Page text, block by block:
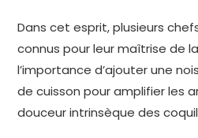
Dans cet esprit, plusieurs
connus pour leur maîtrise de
l’importance d’ajouter une
de cuisson pour amplifier les
douceur intrinsèque des